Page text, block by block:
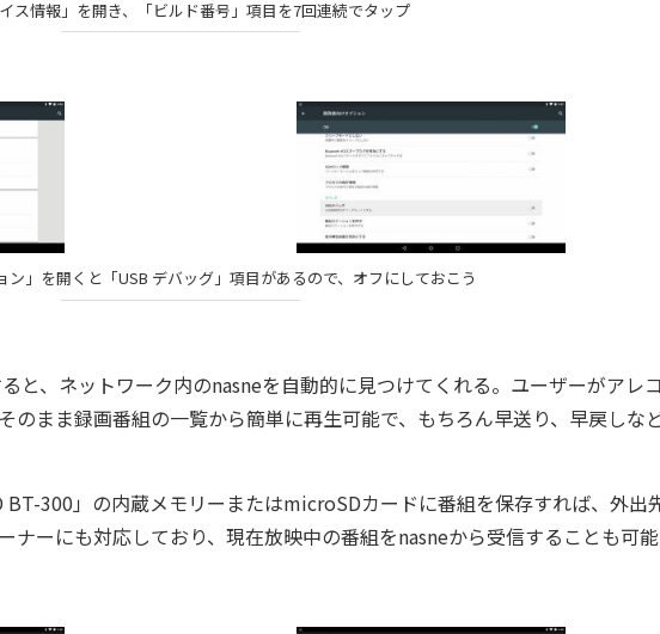
イス情報」を開き、「ビルド番号」項目を7回連続でタップ
ン」を開くと「USB デバッグ」項目があるので、オフにしておこう
と、ネットワーク内のnasneを自動的に見つけてくれる。ユーザーがアレ
のまま録画番組の一覧から簡単に再生可能で、もちろん早送り、早戻しな
300」の内蔵メモリーまたはmicroSDカードに番組を保存すれば、外出
ーにも対応しており、現在放映中の番組をnasneから受信することも可能